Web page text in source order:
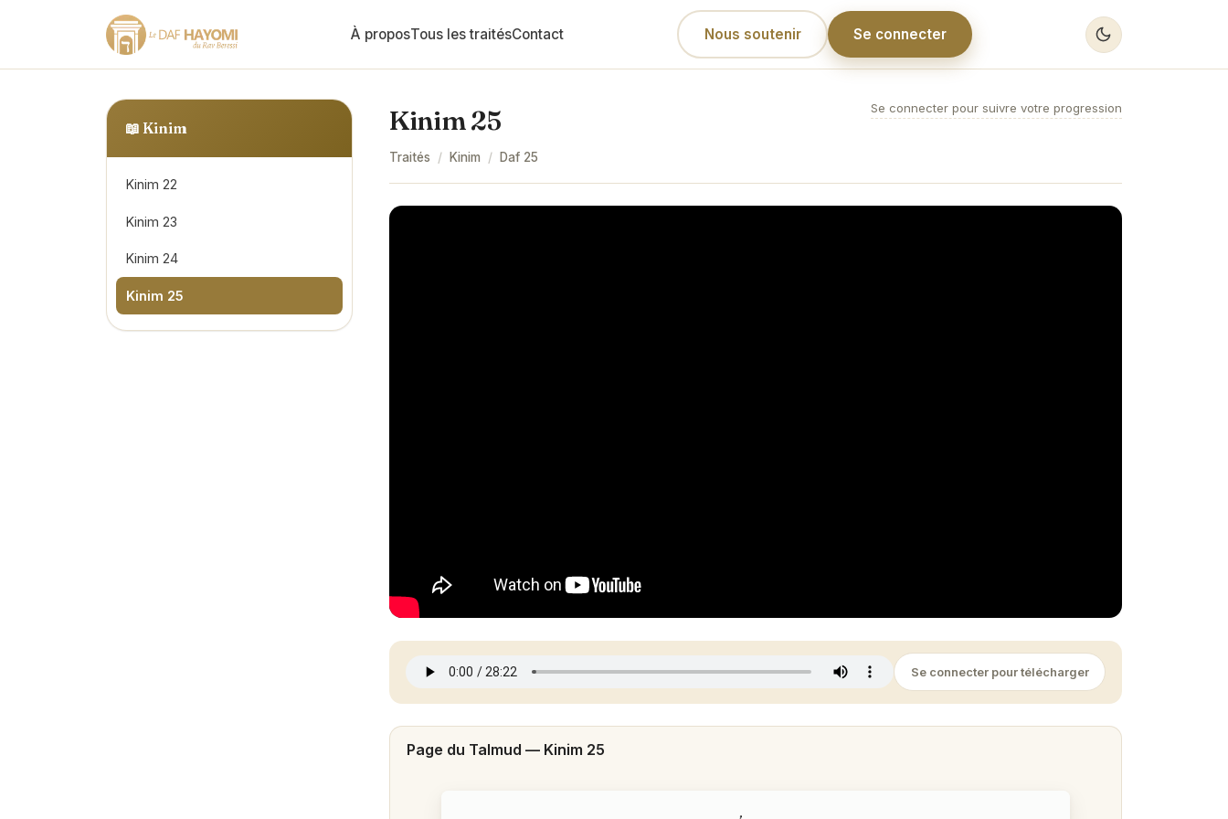
À proposTous les traitésContact Nous soutenir Se connecter
📖 Kinim
Kinim 22
Kinim 23
Kinim 24
Kinim 25
Kinim 25
Traités / Kinim / Daf 25
Se connecter pour suivre votre progression
Se connecter pour télécharger
Page du Talmud — Kinim 25